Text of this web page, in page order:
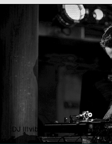
DJ Illvibe © Rüdiger Kusserow